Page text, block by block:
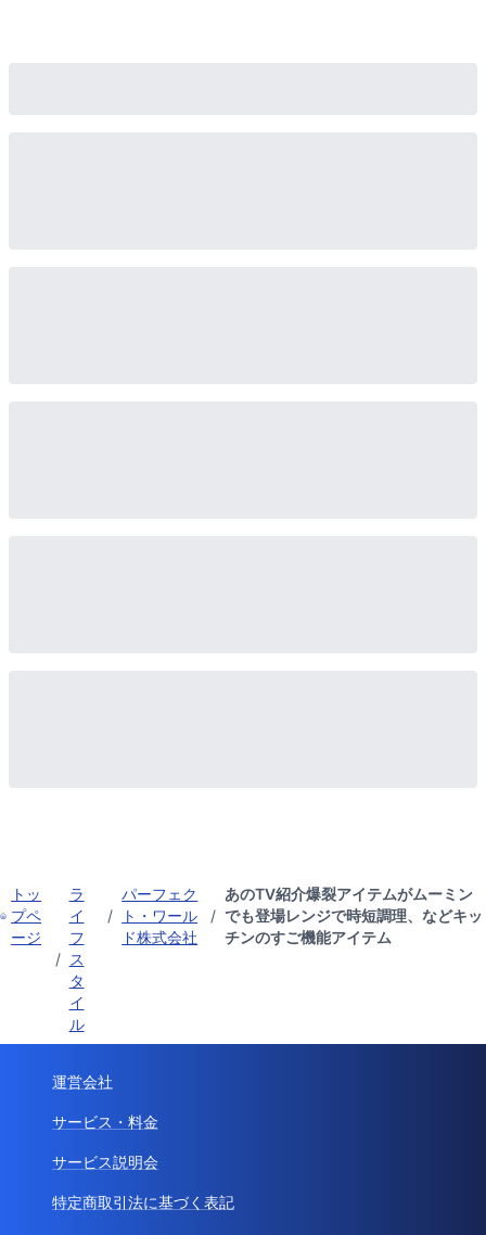
トッ
プペ
ージ
/
ラ
イ
フ
ス
タ
イ
ル
/
パーフェク
ト・ワール
ド株式会社
/
あのTV紹介爆裂アイテムがムーミン
でも登場レンジで時短調理、などキッ
チンのすご機能アイテム
運営会社
サービス・料金
サービス説明会
特定商取引法に基づく表記